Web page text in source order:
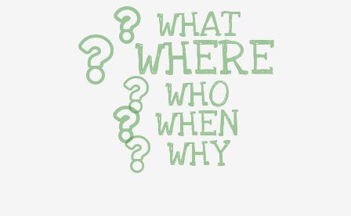
WHAT
WHERE
WHO
WHEN
WHY